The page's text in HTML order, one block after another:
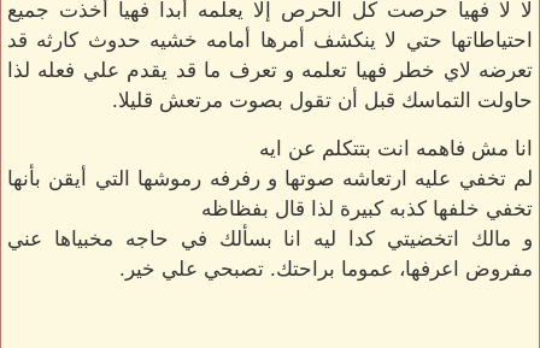
لا لا فهيا حرصت كل الحرص إلا يعلمه أبدا فهيا أخذت جميع
احتياطاتها حتي لا ينكشف أمرها أمامه خشيه حدوث كارثه قد
تعرضه لاي خطر فهيا تعلمه و تعرف ما قد يقدم علي فعله لذا
حاولت التماسك قبل أن تقول بصوت مرتعش قليلا.
انا مش فاهمه انت بتتكلم عن ايه
لم تخفي عليه ارتعاشه صوتها و رفرفه رموشها التي أيقن بأنها
تخفي خلفها كذبه كبيرة لذا قال بفظاظه
و مالك اتخضيتي كدا ليه انا بسألك في حاجه مخبياها عني
مفروض اعرفها، عموما براحتك. تصبحي علي خير.